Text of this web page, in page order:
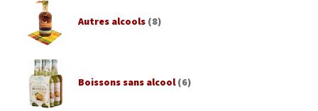
Autres alcools (8)
Boissons sans alcool (6)